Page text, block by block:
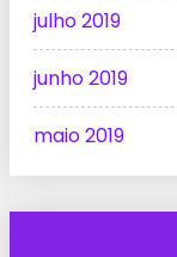
julho 2019
junho 2019
maio 2019